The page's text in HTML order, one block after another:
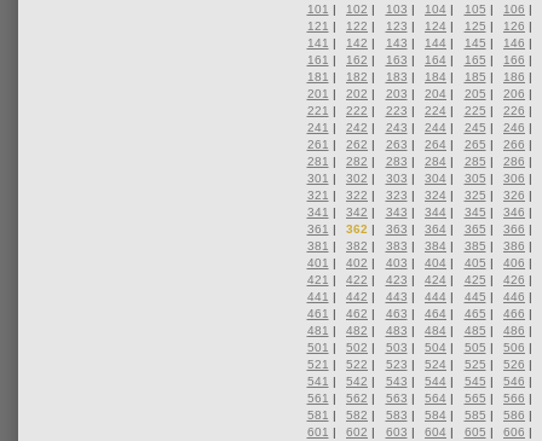
101 | 102 | 103 | 104 | 105 | 106 |
121 | 122 | 123 | 124 | 125 | 126 |
141 | 142 | 143 | 144 | 145 | 146 |
161 | 162 | 163 | 164 | 165 | 166 |
181 | 182 | 183 | 184 | 185 | 186 |
201 | 202 | 203 | 204 | 205 | 206 |
221 | 222 | 223 | 224 | 225 | 226 |
241 | 242 | 243 | 244 | 245 | 246 |
261 | 262 | 263 | 264 | 265 | 266 |
281 | 282 | 283 | 284 | 285 | 286 |
301 | 302 | 303 | 304 | 305 | 306 |
321 | 322 | 323 | 324 | 325 | 326 |
341 | 342 | 343 | 344 | 345 | 346 |
361 | 362 | 363 | 364 | 365 | 366 |
381 | 382 | 383 | 384 | 385 | 386 |
401 | 402 | 403 | 404 | 405 | 406 |
421 | 422 | 423 | 424 | 425 | 426 |
441 | 442 | 443 | 444 | 445 | 446 |
461 | 462 | 463 | 464 | 465 | 466 |
481 | 482 | 483 | 484 | 485 | 486 |
501 | 502 | 503 | 504 | 505 | 506 |
521 | 522 | 523 | 524 | 525 | 526 |
541 | 542 | 543 | 544 | 545 | 546 |
561 | 562 | 563 | 564 | 565 | 566 |
581 | 582 | 583 | 584 | 585 | 586 |
601 | 602 | 603 | 604 | 605 | 606 |